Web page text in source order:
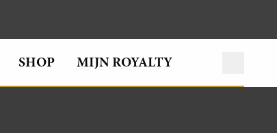
SHOP MIJN ROYALTY